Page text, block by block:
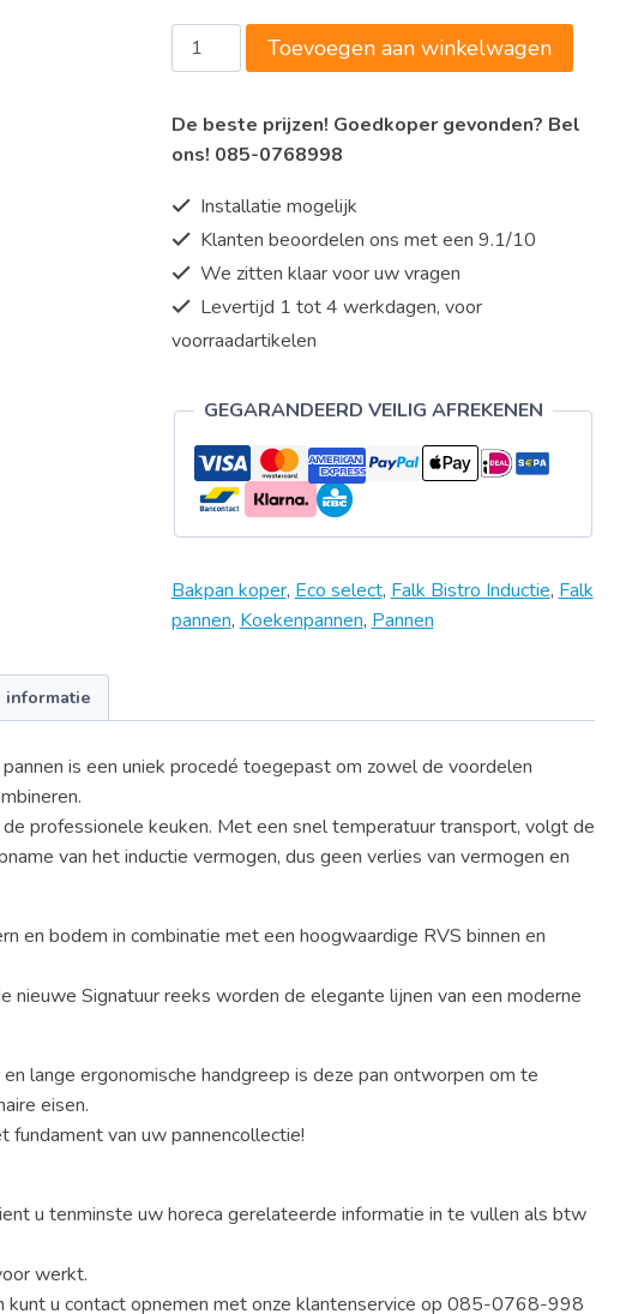
Falk
Bistro
inductie,
koperkern,
320
aantal
Toevoegen aan winkelwagen
De beste prijzen! Goedkoper gevonden? Bel
ons! 085-0768998
Installatie mogelijk
Klanten beoordelen ons met een 9.1/10
We zitten klaar voor uw vragen
Levertijd 1 tot 4 werkdagen, voor
voorraadartikelen
GEGARANDEERD VEILIG AFREKENEN
Bakpan koper, Eco select, Falk Bistro Inductie, Falk
pannen, Koekenpannen, Pannen
is een uniek procedé toegepast om zowel de voordelen
professionele keuken. Met een snel temperatuur transport, volgt de
van het inductie vermogen, dus geen verlies van vermogen en
en bodem in combinatie met een hoogwaardige RVS binnen en
nieuwe Signatuur reeks worden de elegante lijnen van een moderne
lange ergonomische handgreep is deze pan ontworpen om te
eisen.
fundament van uw pannencollectie!
u tenminste uw horeca gerelateerde informatie in te vullen als btw
werkt.
kunt u contact opnemen met onze klantenservice op 085-0768-998